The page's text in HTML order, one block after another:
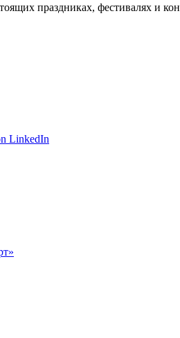
праздниках, фестивалях и
LinkedIn